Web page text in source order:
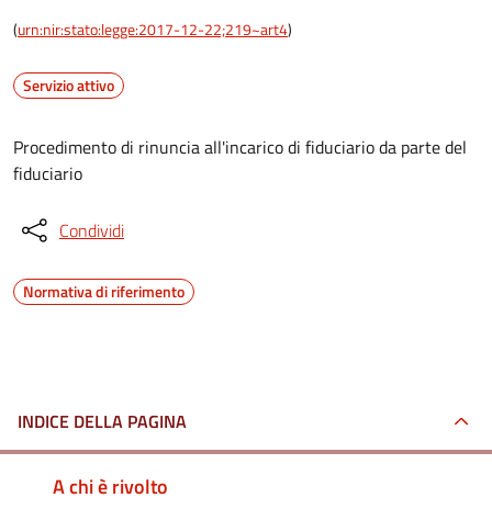
(urn:nir:stato:legge:2017-12-22;219~art4)
Servizio attivo
Procedimento di rinuncia all'incarico di fiduciario da parte del
fiduciario
Condividi
Normativa di riferimento
INDICE DELLA PAGINA
A chi è rivolto